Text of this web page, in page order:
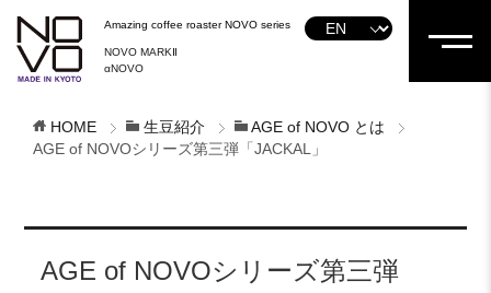
Amazing coffee roaster NOVO series
NOVO MARKⅡ
αNOVO
HOME 生豆紹介
AGE of NOVO とは
AGE of NOVOシリーズ第三弾「JACKAL」
AGE of NOVOシリーズ第三弾